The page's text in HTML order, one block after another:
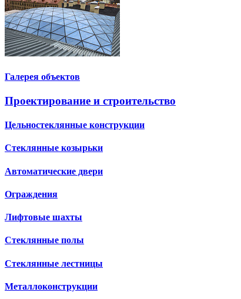
Галерея объектов
Проектирование и строительство
Цельностеклянные конструкции
Стеклянные козырьки
Автоматические двери
Ограждения
Лифтовые шахты
Стеклянные полы
Стеклянные лестницы
Металлоконструкции